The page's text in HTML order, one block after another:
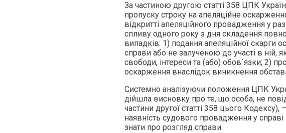
За частиною другою статті 358 ЦПК
пропуску строку на апеляційне
відкритті апеляційного провадження у
спливу одного року з дня складення
випадків: 1) подання апеляційної
справи або не залученою до участі в ній,
свободи, інтереси та (або) обов`язки; 2)
оскарження внаслідок виникнення
Системно аналізуючи положення ЦПК
дійшла висновку про те, що особа, не
частини другої статті 358 цього
наявність судового провадження у
знати про розгляд справи.